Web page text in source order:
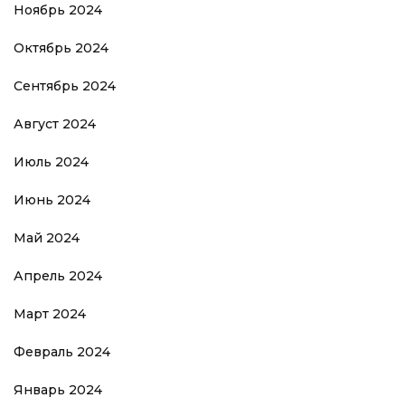
Ноябрь 2024
Октябрь 2024
Сентябрь 2024
Август 2024
Июль 2024
Июнь 2024
Май 2024
Апрель 2024
Март 2024
Февраль 2024
Январь 2024